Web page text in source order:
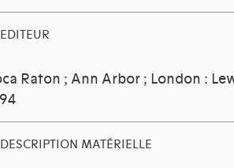
EDITEUR
Raton ; Ann Arbor ; London :
DESCRIPTION MATÉRIELLE